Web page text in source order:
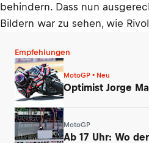
behindern. Dass nun
Bildern war zu sehen, wie
Empfehlungen
MotoGP • Neu
Optimist Jorge
MotoGP
Ab 17 Uhr: Wo